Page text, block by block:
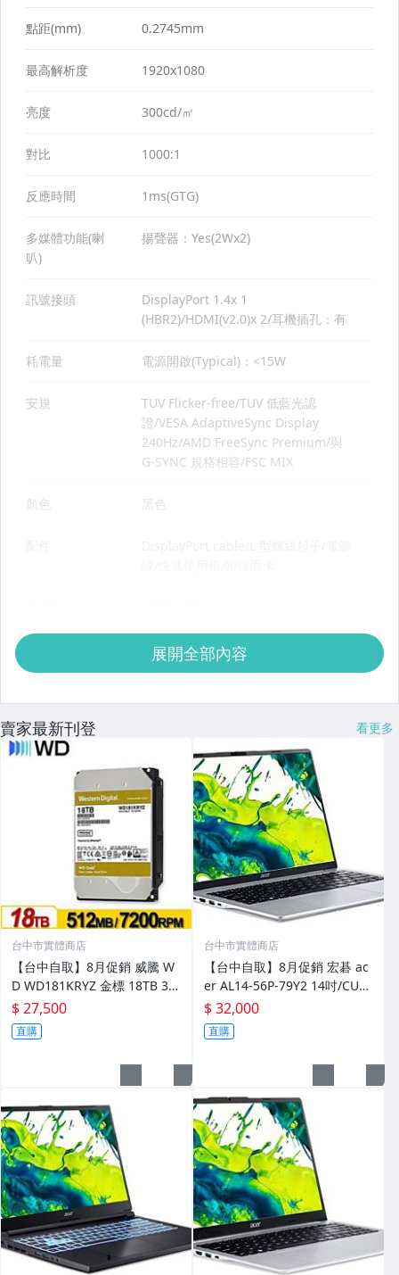
展開全部內容
賣家最新刊登 看更多
台中市實體商店
【台中自取】8月促銷 威騰 W
D WD181KRYZ 金標 18TB 3.5
吋企業級硬碟/5年保固
$ 27,500
直購
台中市實體商店
【台中自取】8月促銷 宏碁 ac
er AL14-56P-79Y2 14吋/CU7-
258V/32G/512G SSD/W11/2Y
$ 32,000
直購